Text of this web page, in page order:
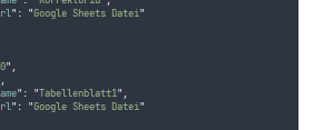
" : "Google Sheets Datei"
" ,
,
" : "Tabellenblatt1" ,
" : "Google Sheets Datei"